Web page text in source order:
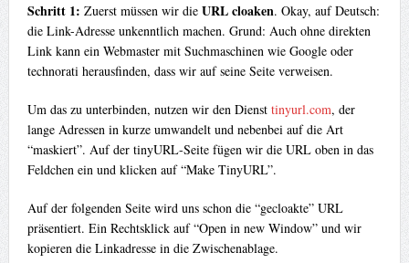
Schritt 1: Zuerst müssen wir die URL cloaken. Okay, auf Deutsch:
die Link-Adresse unkenntlich machen. Grund: Auch ohne direkten
Link kann ein Webmaster mit Suchmaschinen wie Google oder
technorati herausfinden, dass wir auf seine Seite verweisen.
Um das zu unterbinden, nutzen wir den Dienst tinyurl.com, der
lange Adressen in kurze umwandelt und nebenbei auf die Art
“maskiert”. Auf der tinyURL-Seite fügen wir die URL oben in das
Feldchen ein und klicken auf “Make TinyURL”.
Auf der folgenden Seite wird uns schon die “gecloakte” URL
präsentiert. Ein Rechtsklick auf “Open in new Window” und wir
kopieren die Linkadresse in die Zwischenablage.